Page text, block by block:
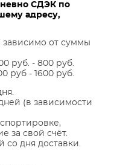
СДЭК по
адресу,
зависимо от суммы
руб. - 800 руб.
руб - 1600 руб.
(в зависимости
за свой счёт.
со дня доставки.